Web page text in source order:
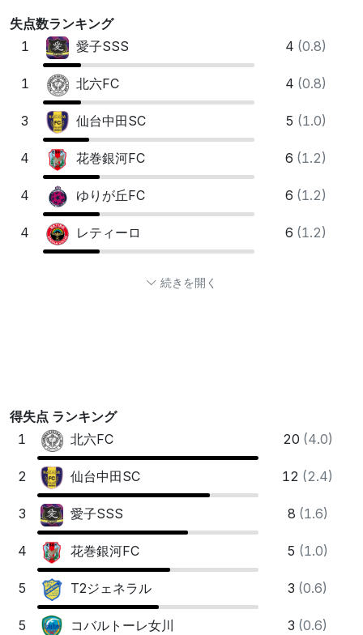
失点数ランキング
1
愛⼦SSS 4 (0.8)
1 北六FC 4 (0.8)
3 仙台中⽥SC 5 (1.0)
4 花巻銀河FC 6 (1.2)
4 ゆりが丘FC 6 (1.2)
4 レティーロ 6 (1.2)
続きを開く
得失点 ランキング
1
北六FC 20 (4.0)
2 仙台中⽥SC 12 (2.4)
3 愛⼦SSS 8 (1.6)
4 花巻銀河FC 5 (1.0)
5 T2ジェネラル 3 (0.6)
5 コバルトーレ⼥川 3 (0.6)